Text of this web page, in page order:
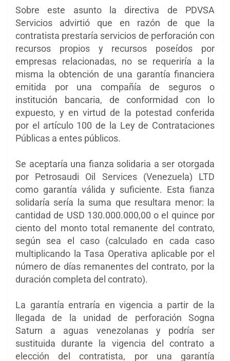
Sobre este asunto la directiva de PDVSA
Servicios advirtió que en razón de que la
contratista prestaría servicios de perforación con
recursos propios y recursos poseídos por
empresas relacionadas, no se requeriría a la
misma la obtención de una garantía financiera
emitida por una compañía de seguros o
institución bancaria, de conformidad con lo
expuesto, y en virtud de la potestad conferida
por el artículo 100 de la Ley de Contrataciones
Públicas a entes públicos.
Se aceptaría una fianza solidaria a ser otorgada
por Petrosaudi Oil Services (Venezuela) LTD
como garantía válida y suficiente. Esta fianza
solidaría sería la suma que resultara menor: la
cantidad de USD 130.000.000,00 o el quince por
ciento del monto total remanente del contrato,
según sea el caso (calculado en cada caso
multiplicando la Tasa Operativa aplicable por el
número de días remanentes del contrato, por la
duración completa del contrato).
La garantía entraría en vigencia a partir de la
llegada de la unidad de perforación Sogna
Saturn a aguas venezolanas y podría ser
sustituida durante la vigencia del contrato a
elección del contratista, por una garantía